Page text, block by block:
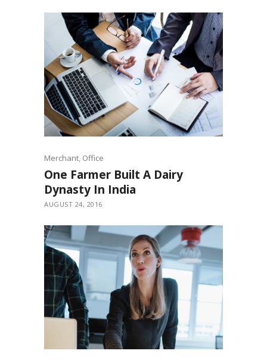
Merchant, Office
One Farmer Built A Dairy
Dynasty In India
AUGUST 24, 2016